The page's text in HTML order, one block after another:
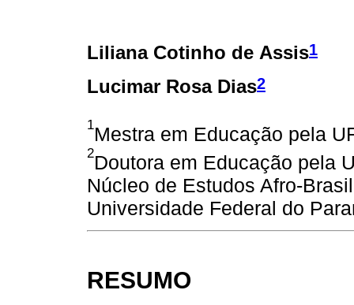
Liliana Cotinho de Assis1
Lucimar Rosa Dias2
1Mestra em Educação pela
2Doutora em Educação pela
Núcleo de Estudos Afro-
Universidade Federal do
RESUMO